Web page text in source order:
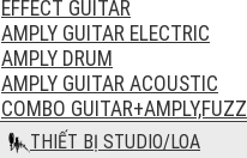
EFFECT GUITAR
AMPLY GUITAR ELECTRIC
AMPLY DRUM
AMPLY GUITAR ACOUSTIC
COMBO GUITAR+AMPLY,FUZZ
THIẾT BỊ STUDIO/LOA